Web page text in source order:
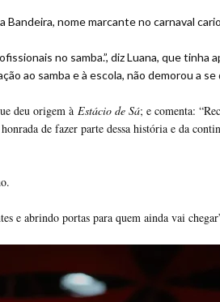
nome marcante no carnaval
no samba.”, diz Luana, que tinha
ao samba e à escola, não demorou a se
deu origem à Estácio de Sá; e comenta:
de fazer parte dessa história e da
e abrindo portas para quem ainda vai